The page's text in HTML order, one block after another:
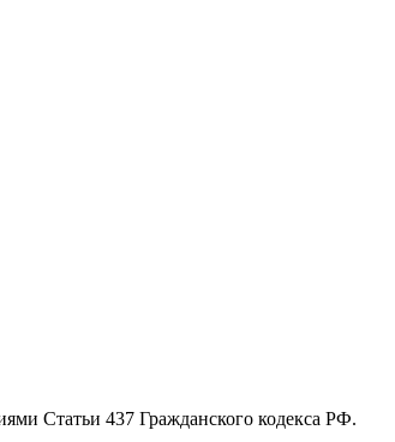
Статьи 437 Гражданского кодекса РФ.